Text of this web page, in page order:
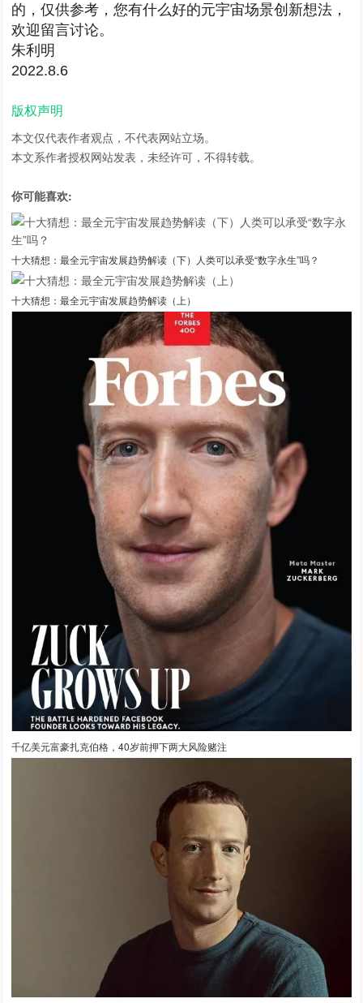
的，仅供参考，您有什么好的元宇宙场景创新想法，
欢迎留言讨论。
朱利明
2022.8.6
版权声明
本文仅代表作者观点，不代表网站立场。
本文系作者授权网站发表，未经许可，不得转载。
你可能喜欢:
十大猜想：最全元宇宙发展趋势解读（下）人类可以承受“数字永生”吗？
十大猜想：最全元宇宙发展趋势解读（上）
千亿美元富豪扎克伯格，40岁前押下两大风险赌注